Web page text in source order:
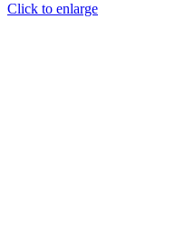
Click to enlarge